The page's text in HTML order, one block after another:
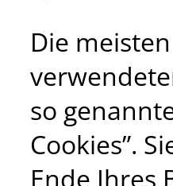
Die
so
Cookies”.
Ende Ihres